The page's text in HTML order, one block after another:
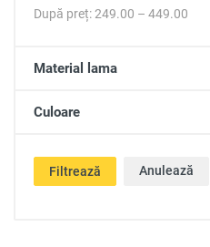
După preț:249.00 – 449.00
Material lama
Culoare
Filtrează Anulează